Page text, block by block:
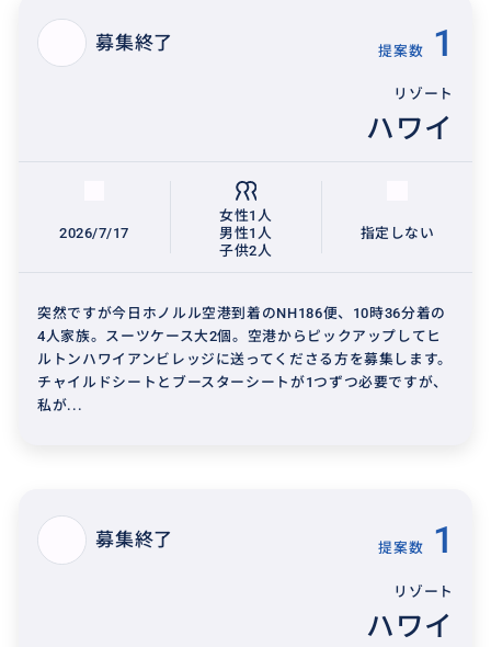
募集終了 提案数 1
リゾート
ハワイ
2026/7/17
女性1人
男性1人
子供2人
指定しない
突然ですが今日ホノルル空港到着のNH186便、10時36分着の
4人家族。スーツケース大2個。空港からピックアップしてヒ
ルトンハワイアンビレッジに送ってくださる方を募集します。
チャイルドシートとブースターシートが1つずつ必要ですが、
私が...
募集終了 提案数 1
リゾート
ハワイ